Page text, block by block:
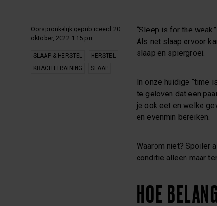
Oorspronkelijk gepubliceerd 20
oktober, 2022 1:15 pm
SLAAP & HERSTEL
HERSTEL
KRACHTTRAINING
SLAAP
“Sleep is for the
Als net slaap ervoor
slaap en spiergroei.
In onze huidige “time
te geloven dat een
je ook eet en welke
en evenmin bereiken.
Waarom niet? Spoiler
conditie alleen maar
HOE